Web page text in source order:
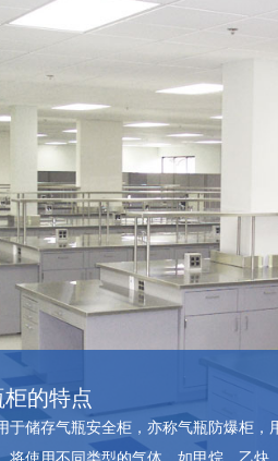
的特点
于储存气瓶安全柜，亦称气瓶防爆柜